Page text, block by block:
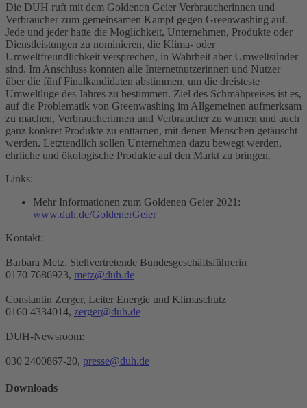
Die DUH ruft mit dem Goldenen Geier Verbraucherinnen und
Verbraucher zum gemeinsamen Kampf gegen Greenwashing auf.
Jede und jeder hatte die Möglichkeit, Unternehmen, Produkte oder
Dienstleistungen zu nominieren, die Klima- oder
Umweltfreundlichkeit versprechen, in Wahrheit aber Umweltsünder
sind. Im Anschluss konnten alle Internetnutzerinnen und Nutzer
über die fünf Finalkandidaten abstimmen, um die dreisteste
Umweltlüge des Jahres zu bestimmen. Ziel des Schmähpreises ist es,
auf die Problematik von Greenwashing im Allgemeinen aufmerksam
zu machen, Verbraucherinnen und Verbraucher zu warnen und auch
ganz konkret Produkte zu enttarnen, mit denen Menschen getäuscht
werden. Letztendlich sollen Unternehmen dazu bewegt werden,
ehrliche und ökologische Produkte auf den Markt zu bringen.
Links:
Mehr Informationen zum Goldenen Geier 2021:
www.duh.de/GoldenerGeier
Kontakt:
Barbara Metz, Stellvertretende Bundesgeschäftsführerin
0170 7686923, metz@duh.de
Constantin Zerger, Leiter Energie und Klimaschutz
0160 4334014, zerger@duh.de
DUH-Newsroom:
030 2400867-20, presse@duh.de
Downloads